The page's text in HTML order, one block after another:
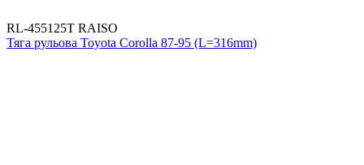
RL-455125T RAISO
Тяга рульова Toyota Corolla 87-95 (L=316mm)